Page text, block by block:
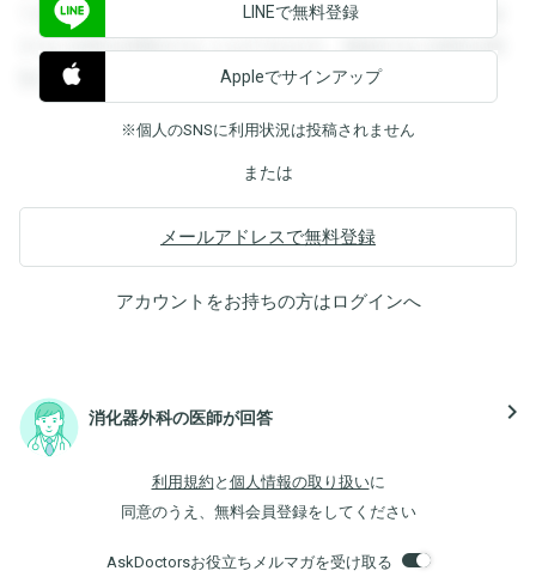
できます。登録すると回答を閲覧することができます。登録
すると回答を閲覧することができます。登録すると回答を閲
覧することができます。
LINEで無料登録
Appleでサインアップ
※個人のSNSに利用状況は投稿されません
または
メールアドレスで無料登録
アカウントをお持ちの方はログインへ
消化器外科の医師が回答 navigate_next
利用規約 と 個人情報の取り扱いに
同意のうえ、無料会員登録をしてください
AskDoctorsお役立ちメルマガを受け取る